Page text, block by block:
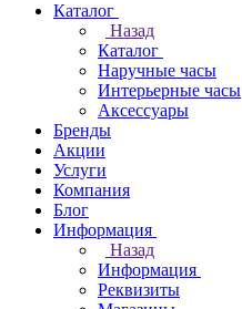
Каталог
Назад
Каталог
Наручные часы
Интерьерные часы
Аксессуары
Бренды
Акции
Услуги
Компания
Блог
Информация
Назад
Информация
Реквизиты